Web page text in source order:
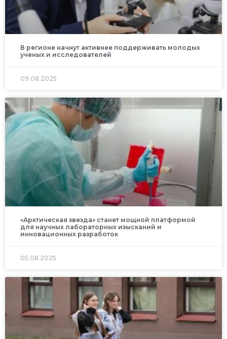
В регионе начнут активнее поддерживать молодых
ученых и исследователей
09.08.2025
«Арктическая звезда» станет мощной платформой
для научных лабораторных изысканий и
инновационных разработок
05.08.2025